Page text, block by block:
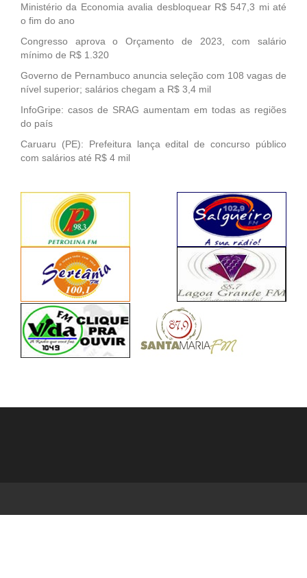
Ministério da Economia avalia desbloquear R$ 547,3 mi até
o fim do ano
Congresso aprova o Orçamento de 2023, com salário
mínimo de R$ 1.320
Governo de Pernambuco anuncia seleção com 108 vagas de
nível superior; salários chegam a R$ 3,4 mil
InfoGripe: casos de SRAG aumentam em todas as regiões
do país
Caruaru (PE): Prefeitura lança edital de concurso público
com salários até R$ 4 mil